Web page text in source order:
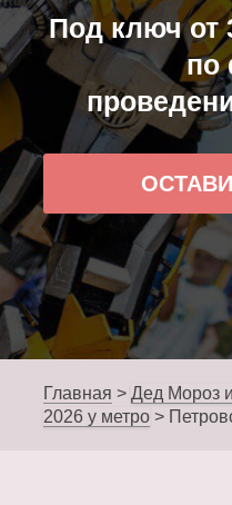
Под ключ от
по
Главная > Дед Мороз
2026 у метро >